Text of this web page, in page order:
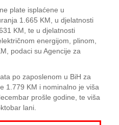
plate isplaćene u
1.665 KM, u djelatnosti
KM, te u djelatnosti
energijom, plinom,
podaci su Agencije za
po zaposlenom u BiH za
1.779 KM i nominalno je viša
prošle godine, te viša
lani.